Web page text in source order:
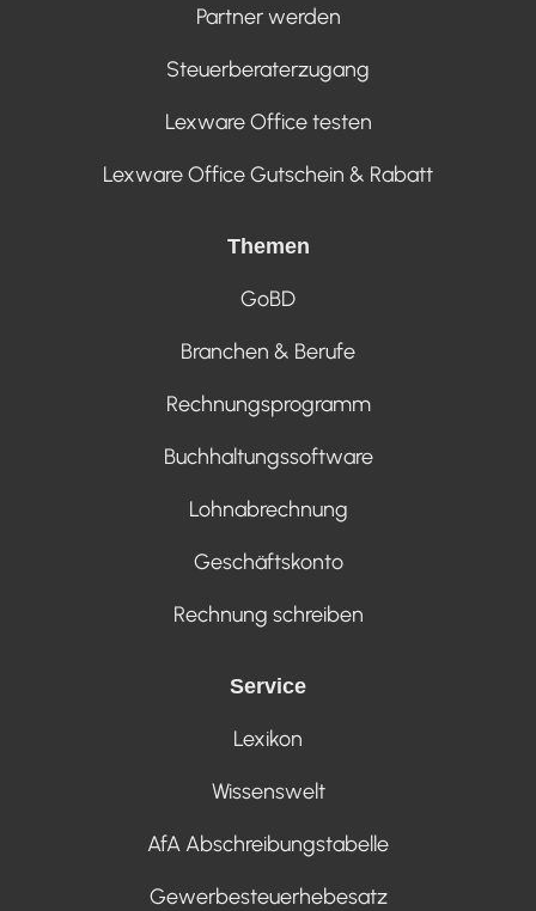
Partner werden
Steuerberaterzugang
Lexware Office testen
Lexware Office Gutschein & Rabatt
Themen
GoBD
Branchen & Berufe
Rechnungsprogramm
Buchhaltungssoftware
Lohnabrechnung
Geschäftskonto
Rechnung schreiben
Service
Lexikon
Wissenswelt
AfA Abschreibungstabelle
Gewerbesteuerhebesatz